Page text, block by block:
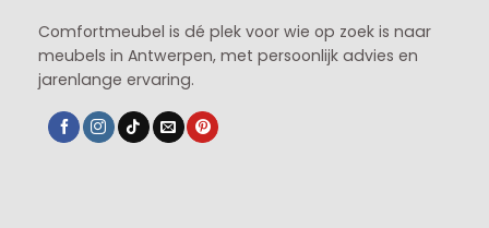
Comfortmeubel is dé plek voor wie op zoek is naar
meubels in Antwerpen, met persoonlijk advies en
jarenlange ervaring.